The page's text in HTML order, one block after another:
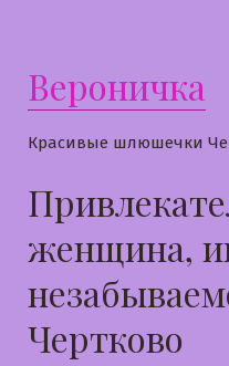
Вероничка
Красивые шлюшечки
женщина,
Чертково